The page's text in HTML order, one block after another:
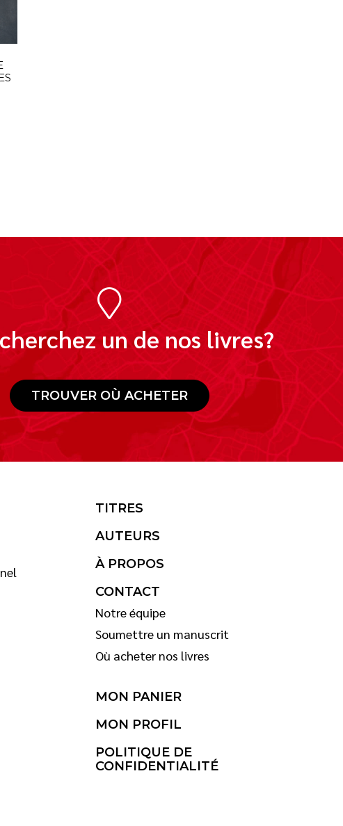
un de nos livres?
TROUVER OÙ ACHETER
TITRES
AUTEURS
À PROPOS
CONTACT
Notre équipe
Soumettre un manuscrit
Où acheter nos livres
MON PANIER
MON PROFIL
POLITIQUE DE
CONFIDENTIALITÉ